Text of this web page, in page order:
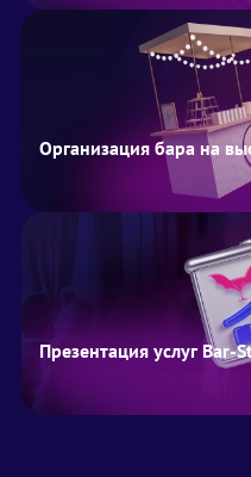
Организация бара на
Презентация услуг Bar-